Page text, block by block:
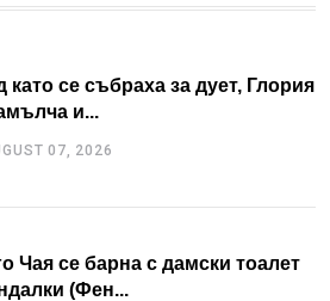
като се събраха за дует, Глория
и...
07, 2026
Чая се барна с дамски тоалет
(Фен...